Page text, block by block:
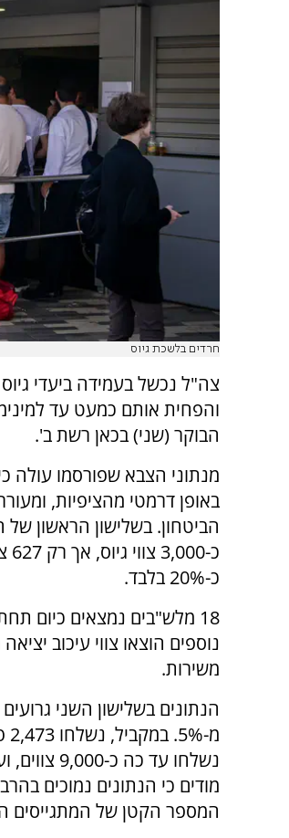
חרדים בלשכת גיוס
צה"ל נכשל בעמידה ביעדי
והפחית אותם כמעט עד
הבוקר (שני) בכאן רשת ב'.
מנתוני הצבא שפורסמו עולה
באופן דרמטי מהציפיות,
הביטחון. בשלישון הראשון
כ-20% בלבד.
משירות.
מודים כי הנתונים נמוכים
המספר הקטן של המתגייסים